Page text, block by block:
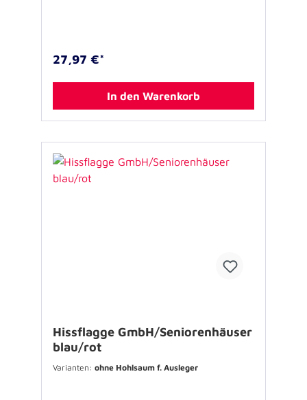
27,97 €*
In den Warenkorb
Hissflagge GmbH/Seniorenhäuser
blau/rot
Varianten: ohne Hohlsaum f. Ausleger